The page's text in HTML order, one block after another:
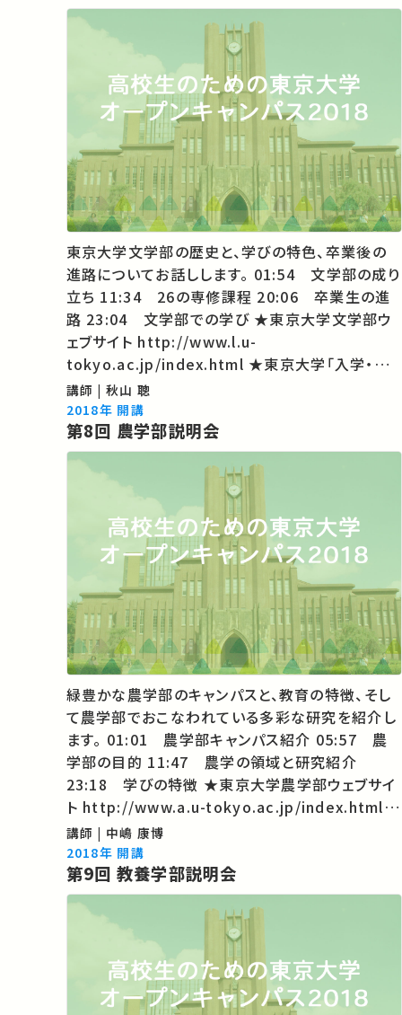
東京大学文学部の歴史と、学びの特色、卒業後の
進路についてお話しします。 01:54 文学部の成り
立ち 11:34 26の専修課程 20:06 卒業生の進
路 23:04 文学部での学び ★東京大学文学部ウ
ェブサイト http://www.l.u-
tokyo.ac.jp/index.html ★東京大学「入学・進
学をご希望の方へ」 http://www.u-
tokyo.ac.jp/index/k00_j.html ★東大TVのコ
ンテンツがほかの誰かの学びに繋がる…
講師 | 秋山 聰
2018年 開講
第8回 農学部説明会
緑豊かな農学部のキャンパスと、教育の特徴、そし
て農学部でおこなわれている多彩な研究を紹介し
ます。 01:01 農学部キャンパス紹介 05:57 農
学部の目的 11:47 農学の領域と研究紹介
23:18 学びの特徴 ★東京大学農学部ウェブサイ
ト http://www.a.u-tokyo.ac.jp/index.html
★東京大学「入学・進学をご希望の方へ」
http://www.u-
tokyo.ac.jp/index/k00_j.html ★東大TVの
コ…
講師 | 中嶋 康博
2018年 開講
第9回 教養学部説明会